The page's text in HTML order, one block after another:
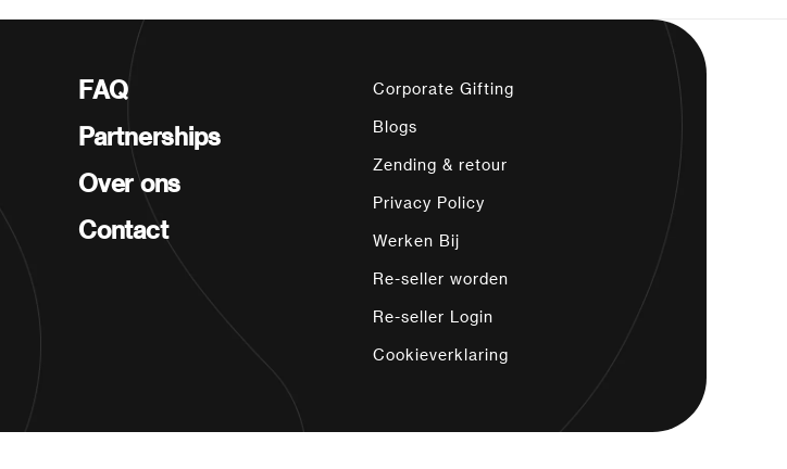
FAQ
Partnerships
Over ons
Contact
Corporate Gifting
Blogs
Zending & retour
Privacy Policy
Werken Bij
Re-seller worden
Re-seller Login
Cookieverklaring